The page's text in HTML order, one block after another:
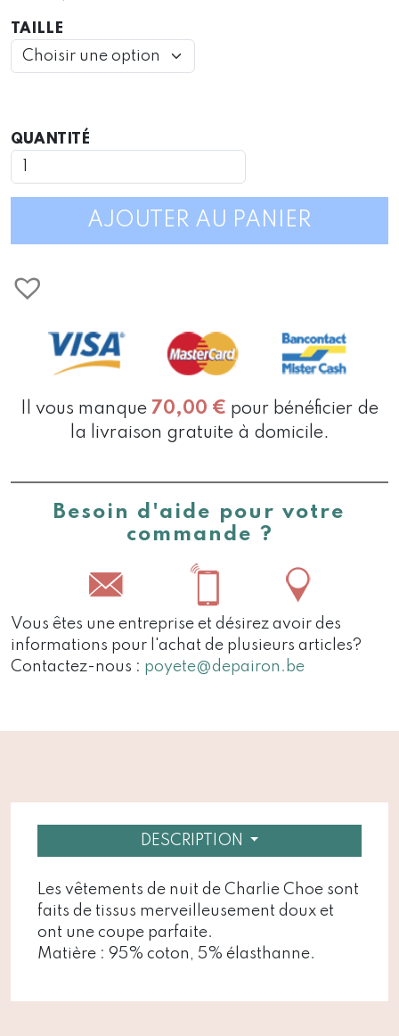
TAILLE
QUANTITÉ
DAME
FEUILLES
AJOUTER AU PANIER
Il vous manque 70,00 € pour bénéficier de
la livraison gratuite à domicile.
Besoin d'aide pour votre
commande ?
Vous êtes une entreprise et désirez avoir des
informations pour l'achat de plusieurs articles?
Contactez-nous : poyete@depairon.be
DESCRIPTION
Les vêtements de nuit de Charlie Choe sont
faits de tissus merveilleusement doux et
ont une coupe parfaite.
Matière : 95% coton, 5% élasthanne.